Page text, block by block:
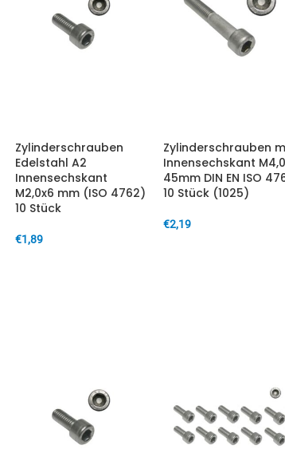
Zylinderschrauben
Edelstahl A2
Innensechskant
M2,0x6 mm (ISO 4762)
10 Stück
€1,89
Zylinderschrauben
Innensechskant
45mm DIN EN ISO
10 Stück (1025)
€2,19